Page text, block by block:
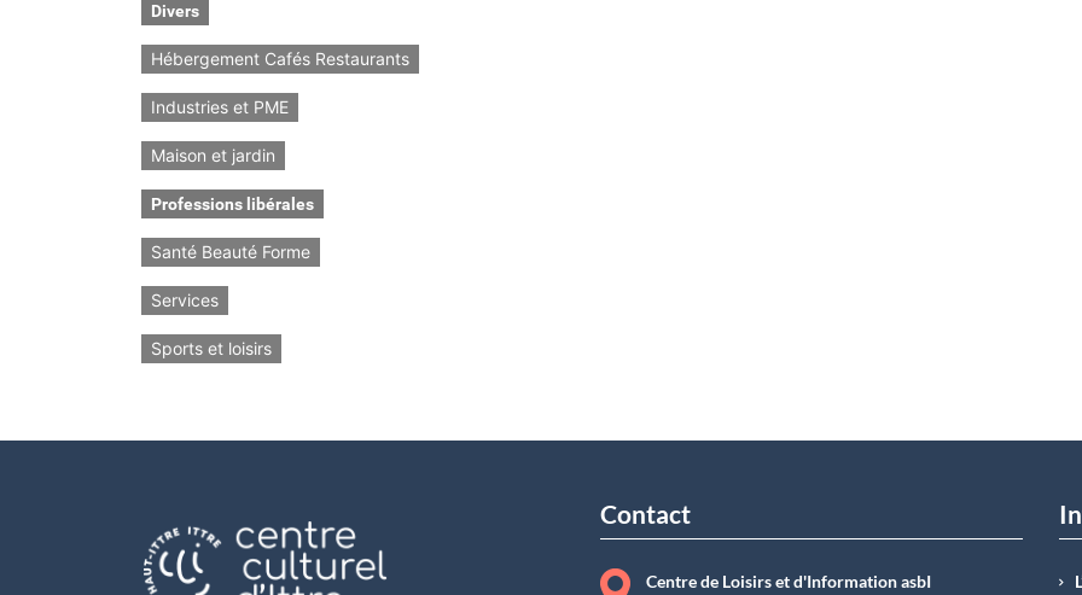
Divers
Hébergement Cafés Restaurants
Industries et PME
Maison et jardin
Professions libérales
Santé Beauté Forme
Services
Sports et loisirs
Contact
Centre de Loisirs et d'Information asbI